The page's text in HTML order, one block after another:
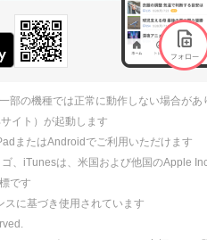
の機種では正常に動作しない場合があ
イト）が起動します
またはAndroidでご利用いただけます
、iTunesは、米国および他国のApple
です
に基づき使用されています